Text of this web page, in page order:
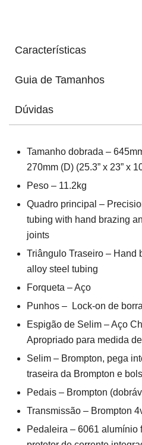
Características
Guia de Tamanhos
Dúvidas
Tamanho dobrada –
270mm (D) (25.3” x 23” x
Peso – 11.2kg
Quadro principal –
tubing with hand brazing
joints
Triângulo Traseiro – Hand
alloy steel tubing
Forqueta – Aço
Punhos – Lock-on de
Espigão de Selim – Aço
Apropriado para medida
Selim – Brompton, pega
traseira da Brompton e
Pedais – Brompton
Transmissão – Brompton
Pedaleira – 6061 alumínio